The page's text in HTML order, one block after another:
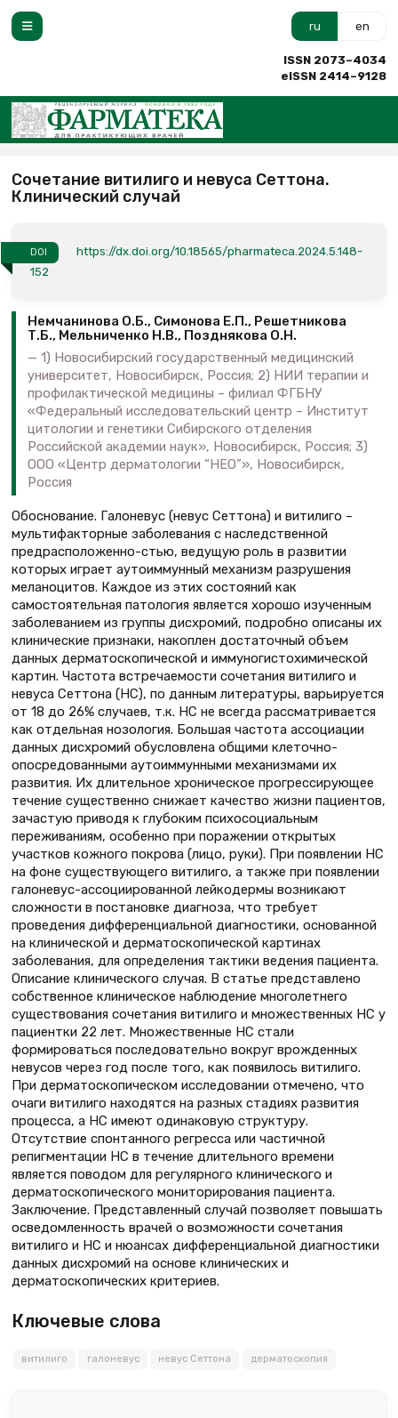
ru en
ISSN 2073–4034
eISSN 2414–9128
Сочетание витилиго и невуса Сеттона.
Клинический случай
DOI
https://dx.doi.org/10.18565/pharmateca.2024.5.148-
152
Немчанинова О.Б., Симонова Е.П., Решетникова
Т.Б., Мельниченко Н.В., Позднякова О.Н.
1) Новосибирский государственный медицинский
университет, Новосибирск, Россия; 2) НИИ терапии и
профилактической медицины – филиал ФГБНУ
«Федеральный исследовательский центр – Институт
цитологии и генетики Сибирского отделения
Российской академии наук», Новосибирск, Россия; 3)
ООО «Центр дерматологии “НЕО”», Новосибирск,
Россия
Обоснование. Галоневус (невус Сеттона) и витилиго –
мультифакторные заболевания с наследственной
предрасположенно-стью, ведущую роль в развитии
которых играет аутоиммунный механизм разрушения
меланоцитов. Каждое из этих состояний как
самостоятельная патология является хорошо изученным
заболеванием из группы дисхромий, подробно описаны их
клинические признаки, накоплен достаточный объем
данных дерматоскопической и иммуногистохимической
картин. Частота встречаемости сочетания витилиго и
невуса Сеттона (НС), по данным литературы, варьируется
от 18 до 26% случаев, т.к. НС не всегда рассматривается
как отдельная нозология. Большая частота ассоциации
данных дисхромий обусловлена общими клеточно-
опосредованными аутоиммунными механизмами их
развития. Их длительное хроническое прогрессирующее
течение существенно снижает качество жизни пациентов,
зачастую приводя к глубоким психосоциальным
переживаниям, особенно при поражении открытых
участков кожного покрова (лицо, руки). При появлении НС
на фоне существующего витилиго, а также при появлении
галоневус-ассоциированной лейкодермы возникают
сложности в постановке диагноза, что требует
проведения дифференциальной диагностики, основанной
на клинической и дерматоскопической картинах
заболевания, для определения тактики ведения пациента.
Описание клинического случая. В статье представлено
собственное клиническое наблюдение многолетнего
существования сочетания витилиго и множественных НС у
пациентки 22 лет. Множественные НС стали
формироваться последовательно вокруг врожденных
невусов через год после того, как появилось витилиго.
При дерматоскопическом исследовании отмечено, что
очаги витилиго находятся на разных стадиях развития
процесса, а НС имеют одинаковую структуру.
Отсутствие спонтанного регресса или частичной
репигментации НС в течение длительного времени
является поводом для регулярного клинического и
дерматоскопического мониторирования пациента.
Заключение. Представленный случай позволяет повышать
осведомленность врачей о возможности сочетания
витилиго и НС и нюансах дифференциальной диагностики
данных дисхромий на основе клинических и
дерматоскопических критериев.
Ключевые слова
витилиго галоневус невус Сеттона дерматоскопия